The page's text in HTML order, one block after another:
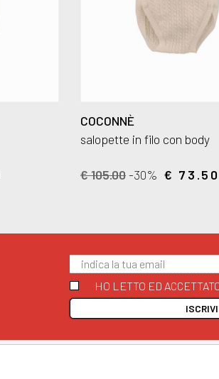
COCONNÈ
salopette in filo con body
€ 105.00-30% € 73.50
HO LETTO ED
AnyAnyluxury srl -